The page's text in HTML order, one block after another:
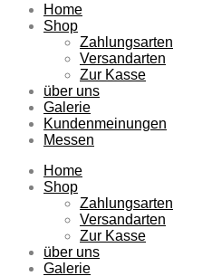
Zum
Inhalt
Home
Shop
Zahlungsarten
Versandarten
Zur Kasse
über uns
Galerie
Kundenmeinungen
Messen
Home
Shop
Zahlungsarten
Versandarten
Zur Kasse
über uns
Galerie